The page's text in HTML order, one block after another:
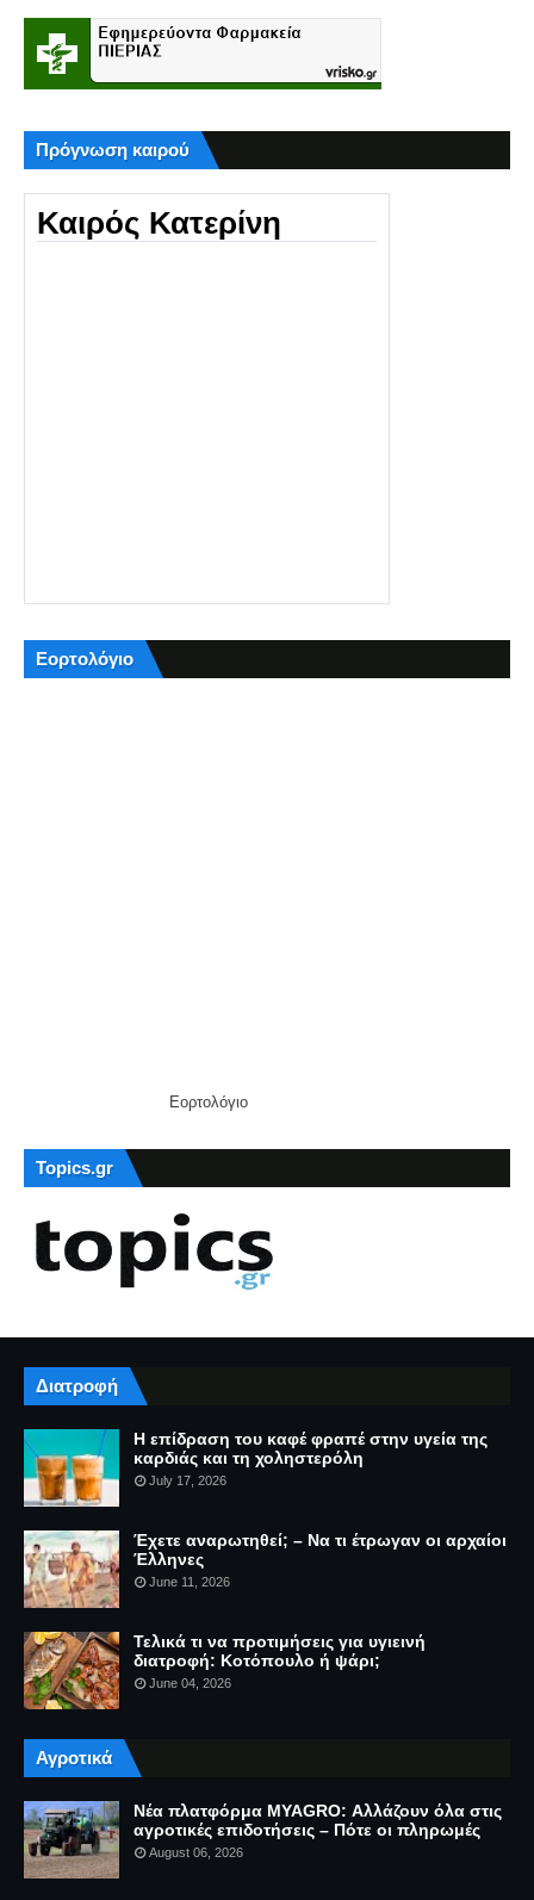
Πρόγνωση καιρού
Καιρός Κατερίνη
Εορτολόγιο
Εορτολόγιο
Topics.gr
Διατροφή
Η επίδραση του καφέ φραπέ στην υγεία της
καρδιάς και τη χοληστερόλη
July 17, 2026
Έχετε αναρωτηθεί; – Να τι έτρωγαν οι αρχαίοι
Έλληνες
June 11, 2026
Τελικά τι να προτιμήσεις για υγιεινή
διατροφή: Κοτόπουλο ή ψάρι;
June 04, 2026
Αγροτικά
Νέα πλατφόρμα MYAGRO: Αλλάζουν όλα στις
αγροτικές επιδοτήσεις – Πότε οι πληρωμές
August 06, 2026